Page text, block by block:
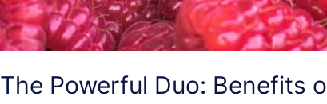
The Powerful Duo: Benefits